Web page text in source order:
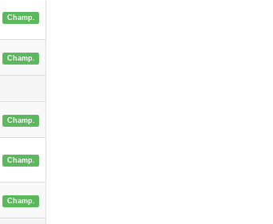
Champ.
Champ.
Champ.
Champ.
Champ.